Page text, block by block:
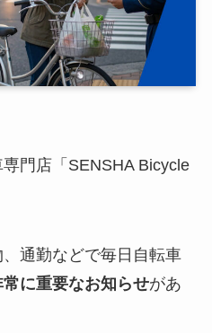
門店「SENSHA Bicycle
通勤などで毎日自転車
常に重要なお知らせがあ